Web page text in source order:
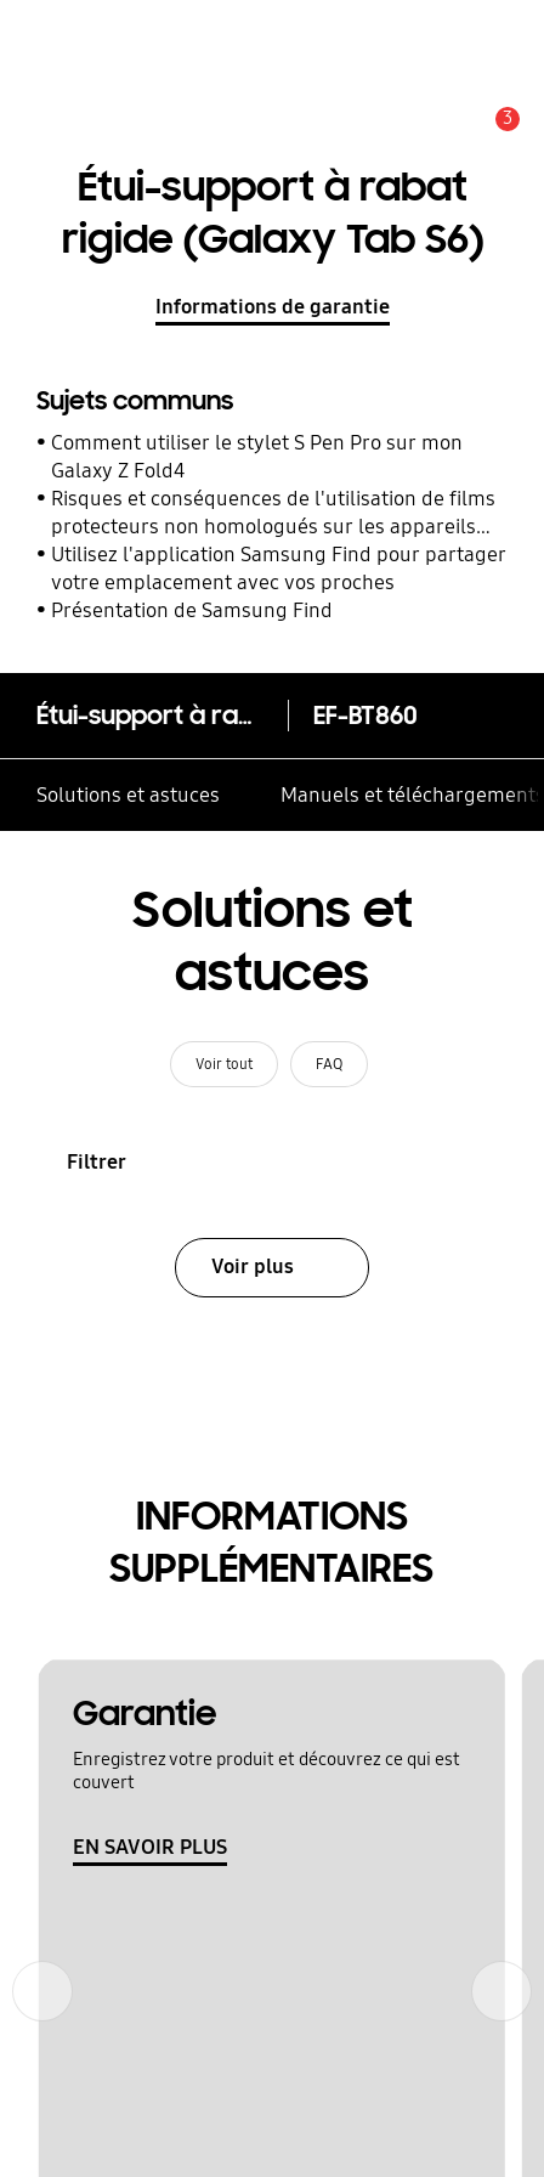
3
Étui-support à rabat
rigide (Galaxy Tab S6)
Informations de garantie
Sujets communs
Comment utiliser le stylet S Pen Pro sur mon
Galaxy Z Fold4
Risques et conséquences de l'utilisation de films
protecteurs non homologués sur les appareils
mobiles Samsung Galaxy
Utilisez l'application Samsung Find pour partager
votre emplacement avec vos proches
Présentation de Samsung Find
Étui-support à rabat rigide (Galaxy Tab S6) EF-BT860
Solutions et astuces Manuels et téléchargements
Solutions et
astuces
Voir tout FAQ
Filtrer
Voir plus
INFORMATIONS
SUPPLÉMENTAIRES
Garantie
Enregistrez votre produit et découvrez ce qui est
couvert
EN SAVOIR PLUS